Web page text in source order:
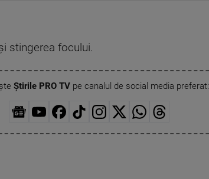
stingerea focului.
Știrile PRO TVpe canalul de social media preferat: